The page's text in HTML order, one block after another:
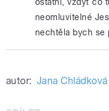
neomluvitelné
nechtěla bych se
autor: Jana Chládková